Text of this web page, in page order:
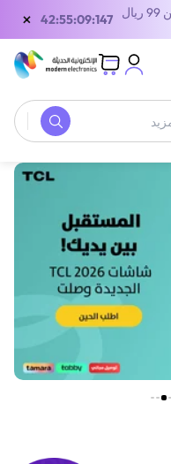
توصيل مجاني للطلبات التي تزيد قيمتها عن 99 ريال
42:55:09:147
×